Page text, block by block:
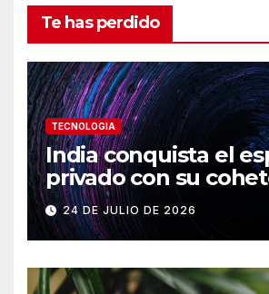
Te has perdido
TECNOLOGIA
India conquista el
privado con su
Vikram-1
24 DE JULIO DE 2026